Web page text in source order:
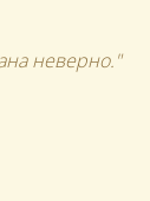
неверно."